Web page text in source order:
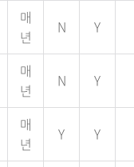
매
년
N Y
매
년
N Y
매
년
Y Y